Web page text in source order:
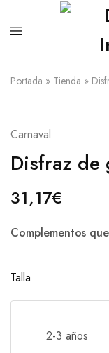
Portada » Tienda »
Carnaval
Disfraz de
31,17€
Complementos
Talla
2-3 años